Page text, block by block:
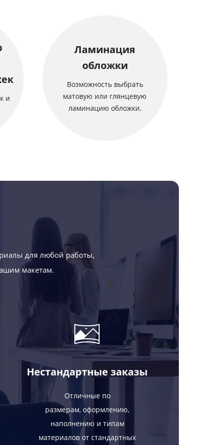
и
Ламинация
обложки
Возможность выбрать
матовую или глянцевую
ламинацию обложки.
для любой работы,
макетам.
Нестандартные заказы
Отличные по
размерам, оформлению,
наполнению и типам
материалов от стандартных